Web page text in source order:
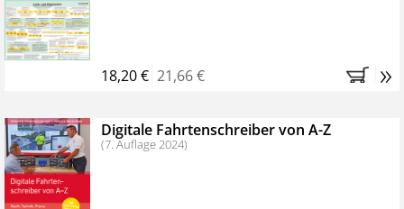
Bestellen Sie jetzt das VerkehrsRundschau Profipaket im
Kennenlern-Abo für zwei Monate (inkl. der derzeitig
Monaten brauchen Sie nichts weiter tun, das
Abonnement endet automatisch, es entstehen keine
weiteren Verpflichtungen.
18,20 € 21,66 € »
Digitale Fahrtenschreiber von A-Z
(7. Auflage 2024)